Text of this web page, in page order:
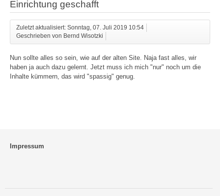
Einrichtung geschafft
Zuletzt aktualisiert: Sonntag, 07. Juli 2019 10:54
Geschrieben von Bernd Wisotzki
Nun sollte alles so sein, wie auf der alten Site. Naja fast alles, wir
haben ja auch dazu gelernt. Jetzt muss ich mich "nur" noch um die
Inhalte kümmern, das wird "spassig" genug.
Impressum